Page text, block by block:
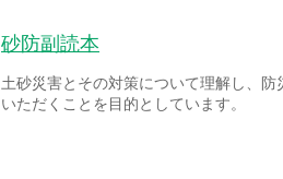
砂防副読本
土砂災害とその対策について理解し、防
いただくことを目的としています。